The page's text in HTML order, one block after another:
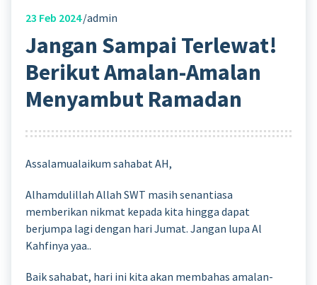
23 Feb 2024 admin
Jangan Sampai Terlewat!
Berikut Amalan-Amalan
Menyambut Ramadan
Assalamualaikum sahabat AH,
Alhamdulillah Allah SWT masih senantiasa
memberikan nikmat kepada kita hingga dapat
berjumpa lagi dengan hari Jumat. Jangan lupa Al
Kahfinya yaa..
Baik sahabat, hari ini kita akan membahas amalan-